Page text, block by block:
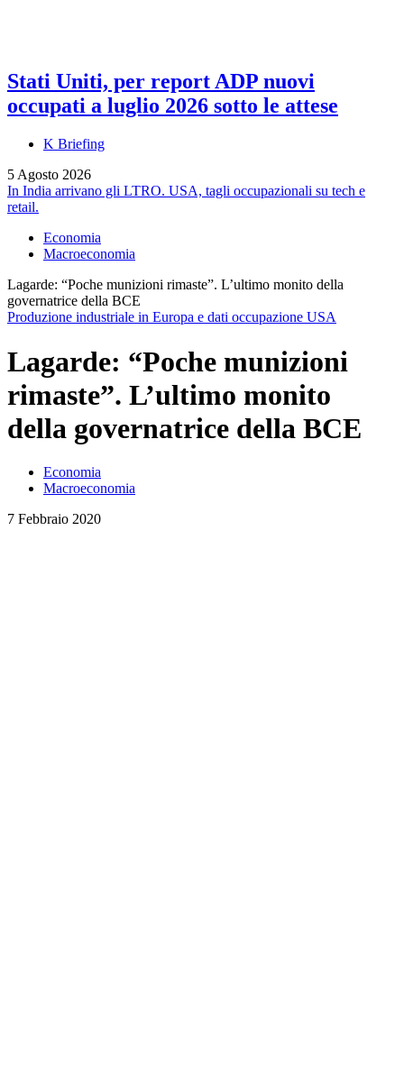
Stati Uniti, per report ADP nuovi
occupati a luglio 2026 sotto le attese
K Briefing
5 Agosto 2026
In India arrivano gli LTRO. USA, tagli occupazionali su tech e
retail.
Economia
Macroeconomia
Lagarde: “Poche munizioni rimaste”. L’ultimo monito della
governatrice della BCE
Produzione industriale in Europa e dati occupazione USA
Lagarde: “Poche munizioni
rimaste”. L’ultimo monito
della governatrice della BCE
Economia
Macroeconomia
7 Febbraio 2020